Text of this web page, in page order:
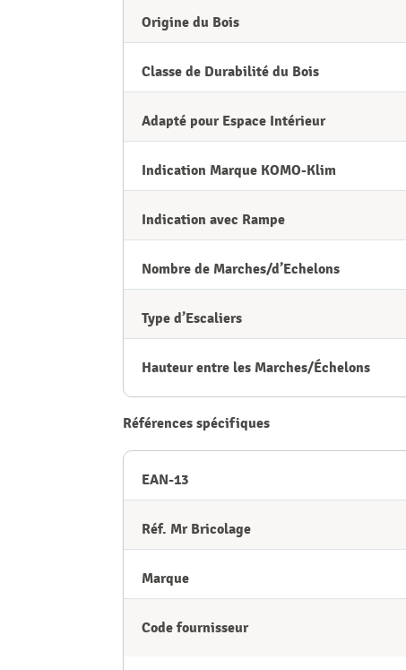
Origine du Bois
Classe de Durabilité du Bois
Adapté pour Espace Intérieur
Indication Marque KOMO-Klim
Indication avec Rampe
Nombre de Marches/d’Echelons
Type d’Escaliers
Hauteur entre les Marches/Échelons
Références spécifiques
EAN-13
Réf. Mr Bricolage
Marque
Code fournisseur